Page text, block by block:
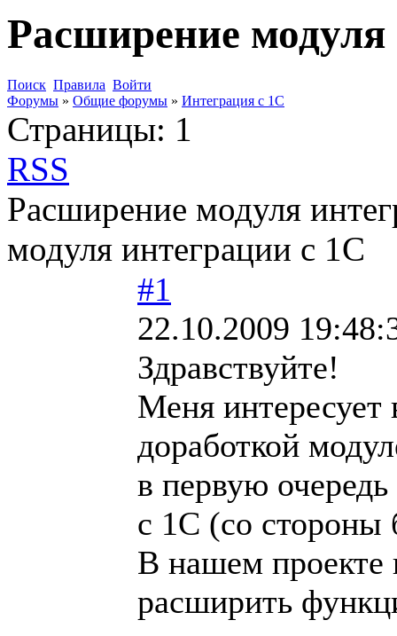
Расширение
Поиск Правила Войти
Форумы » Общие форумы » Интеграция с 1С
Страницы: 1
RSS
Расширение модуля
модуля интеграции с 1С
#1
22.10.2009
Здравствуйте!
Меня интересует
доработкой
в первую
с 1С (со стороны
В нашем проекте
расширить